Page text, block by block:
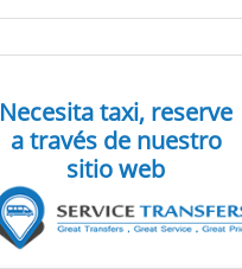
Necesita taxi, reserve
a través de nuestro
sitio web